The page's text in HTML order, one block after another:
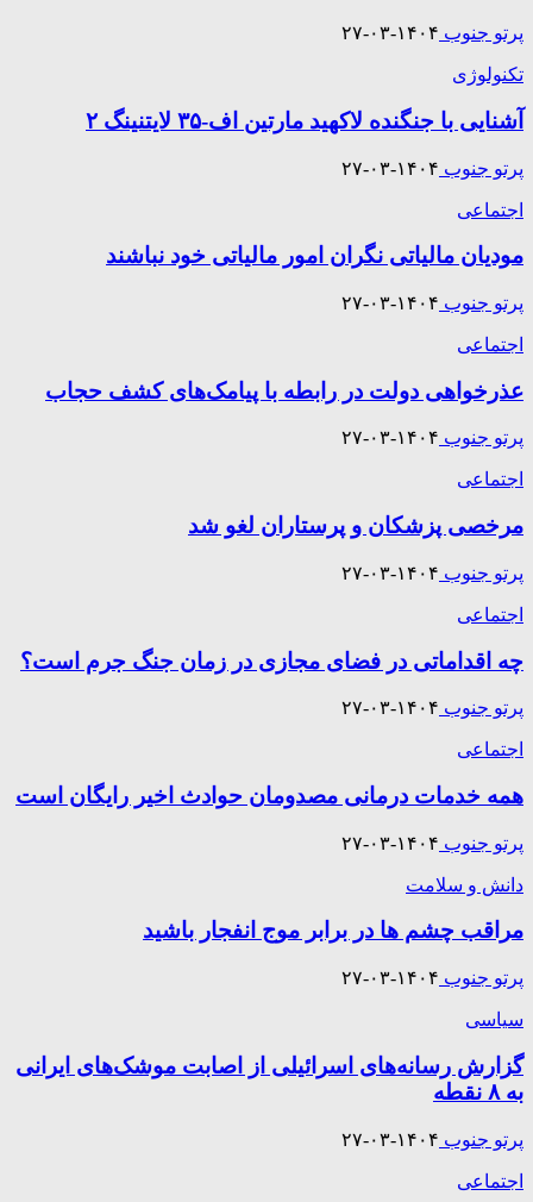
پرتو جنوب ۱۴۰۴-۰۳-۲۷
تکنولوژی
آشنایی با جنگنده لاکهید مارتین اف-۳۵ لایتنینگ ۲
پرتو جنوب ۱۴۰۴-۰۳-۲۷
اجتماعی
مودیان مالیاتی نگران امور مالیاتی خود نباشند
پرتو جنوب ۱۴۰۴-۰۳-۲۷
اجتماعی
عذرخواهی دولت در رابطه با پیامک‌های کشف حجاب
پرتو جنوب ۱۴۰۴-۰۳-۲۷
اجتماعی
مرخصی پزشکان و پرستاران لغو شد
پرتو جنوب ۱۴۰۴-۰۳-۲۷
اجتماعی
چه اقداماتی در فضای مجازی در زمان جنگ جرم است؟
پرتو جنوب ۱۴۰۴-۰۳-۲۷
اجتماعی
همه خدمات درمانی مصدومان حوادث اخیر رایگان است
پرتو جنوب ۱۴۰۴-۰۳-۲۷
دانش و سلامت
مراقب چشم ها در برابر موج انفجار باشید
پرتو جنوب ۱۴۰۴-۰۳-۲۷
سیاسی
گزارش رسانه‌های اسرائیلی از اصابت موشک‌های ایرانی
به ۸ نقطه
پرتو جنوب ۱۴۰۴-۰۳-۲۷
اجتماعی